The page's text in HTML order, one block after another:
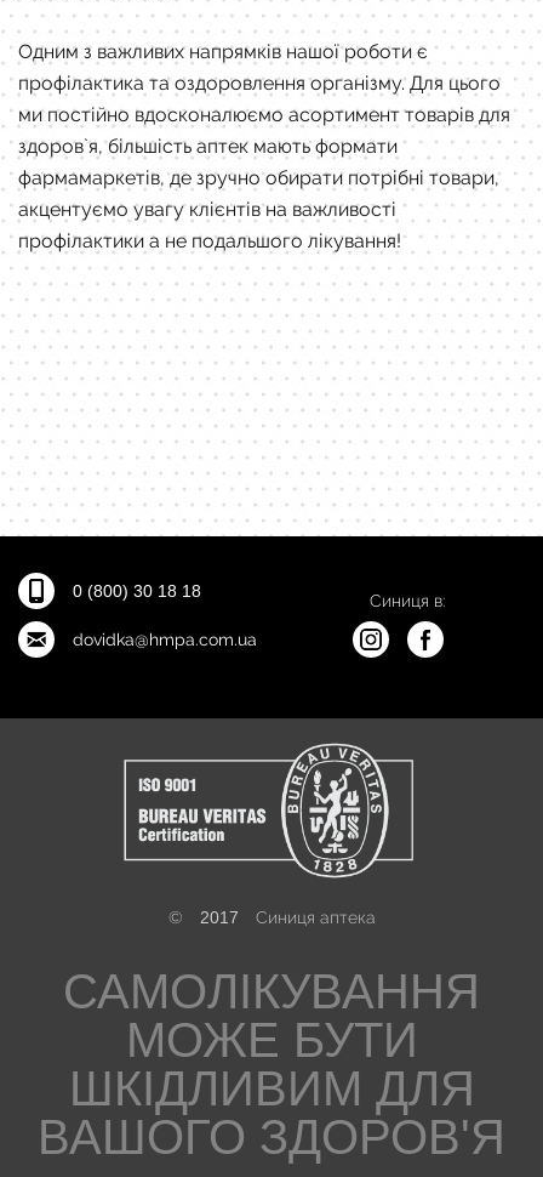
Одним з важливих напрямків нашої роботи є
профілактика та оздоровлення організму. Для цього
ми постійно вдосконалюємо асортимент товарів для
здоров`я, більшість аптек мають формати
фармамаркетів, де зручно обирати потрібні товари,
акцентуємо увагу клієнтів на важливості
профілактики а не подальшого лікування!
0 (800) 30 18 18
dovidka@hmpa.com.ua
Синиця в:
© 2017 Синиця аптека
САМОЛІКУВАННЯ
МОЖЕ БУТИ
ШКІДЛИВИМ ДЛЯ
ВАШОГО ЗДОРОВ'Я